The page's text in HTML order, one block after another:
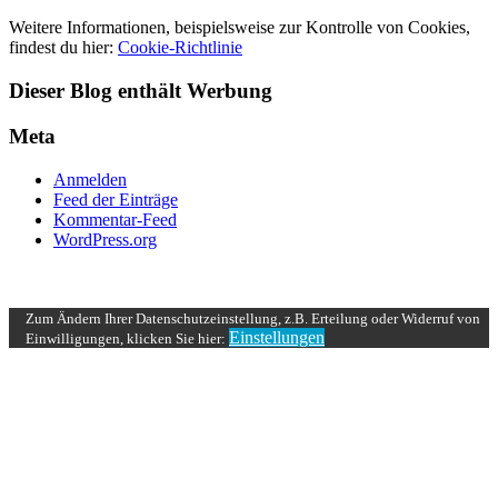
Weitere Informationen, beispielsweise zur Kontrolle von Cookies,
findest du hier: Cookie-Richtlinie
Dieser Blog enthält Werbung
Meta
Anmelden
Feed der Einträge
Kommentar-Feed
WordPress.org
Zum Ändern Ihrer Datenschutzeinstellung, z.B. Erteilung oder Widerruf von
Einwilligungen, klicken Sie hier: Einstellungen